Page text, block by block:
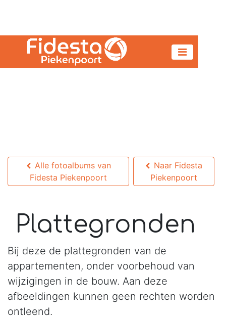
Alle fotoalbums van
Fidesta Piekenpoort
Naar Fidesta
Piekenpoort
Plattegronden
Bij deze de plattegronden van de
appartementen, onder voorbehoud van
wijzigingen in de bouw. Aan deze
afbeeldingen kunnen geen rechten worden
ontleend.